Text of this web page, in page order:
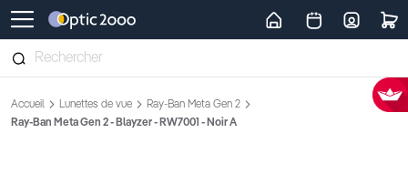
Retour vers la page d'accueil
Accueil Lunettes de vue
Ray-Ban Meta Gen 2
Ray-Ban Meta Gen 2 - Blayzer - RW7001 - Noir A